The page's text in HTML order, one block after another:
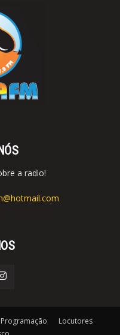
a radio!
Programação
Locutores